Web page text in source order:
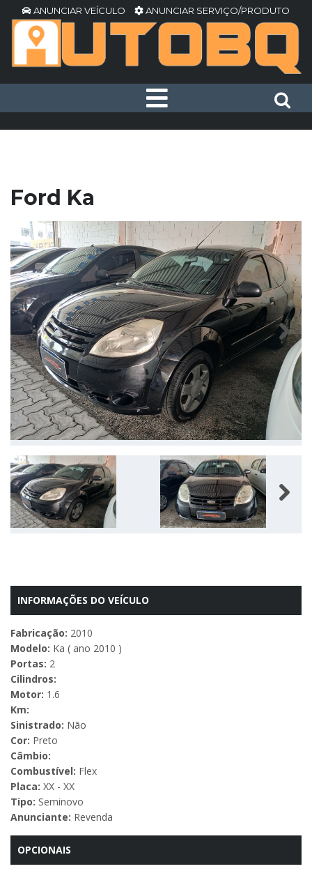
ANUNCIAR VEÍCULO ANUNCIAR SERVIÇO/PRODUTO
Ford Ka
Next
INFORMAÇÕES DO VEÍCULO
Fabricação: 2010
Modelo: Ka ( ano 2010 )
Portas: 2
Cilindros:
Motor: 1.6
Km:
Sinistrado: Não
Cor: Preto
Câmbio:
Combustível: Flex
Placa: XX - XX
Tipo: Seminovo
Anunciante: Revenda
OPCIONAIS